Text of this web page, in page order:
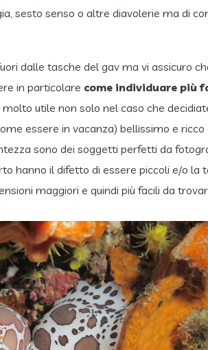
sesto senso o altre diavolerie ma di
dalle tasche del gav ma vi assicuro
in particolare come individuare più
utile non solo nel caso che
essere in vacanza) bellissimo e
sono dei soggetti perfetti da
hanno il difetto di essere piccoli e/o
maggiori e quindi più facili da